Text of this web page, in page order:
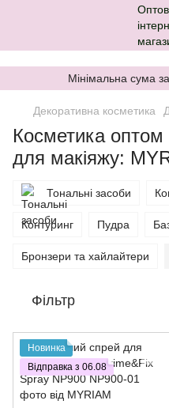
Мінімальна сума
Декоративна косметика
Косметика оптом
для макіяжу:
Тональні засоби
Контуринг Пудра
Бронзери та хайлайтери
Фільтр
Новинка
Відправка з 06.08